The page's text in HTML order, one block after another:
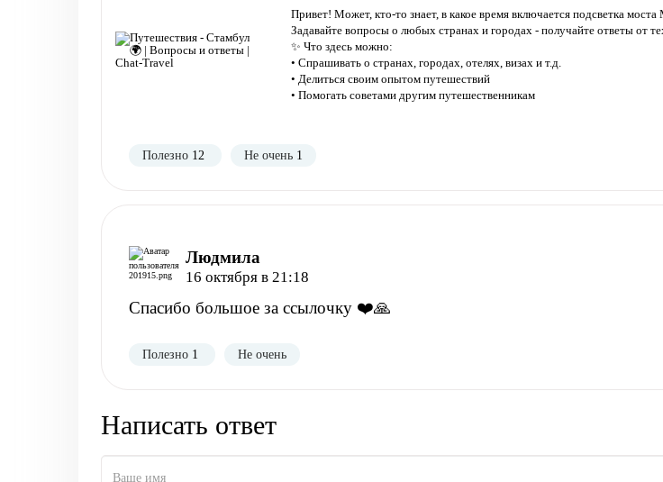
Привет! Может, кто-то знает, в какое время включается подсветка
Задавайте вопросы о любых странах и городах - получайте ответы от
✨ Что здесь можно:
• Спрашивать о странах, городах, отелях, визах и т.д.
• Делиться своим опытом путешествий
• Помогать советами другим путешественникам
Полезно 12 Не очень 1
Людмила
16 октября в 21:18
Спасибо большое за ссылочку ❤️🙏
Полезно 1 Не очень
Написать ответ